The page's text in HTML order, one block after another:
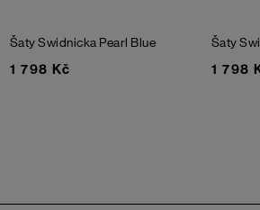
Šaty Swidnicka Pearl Blue
1 798 Kč
Šaty
1 798